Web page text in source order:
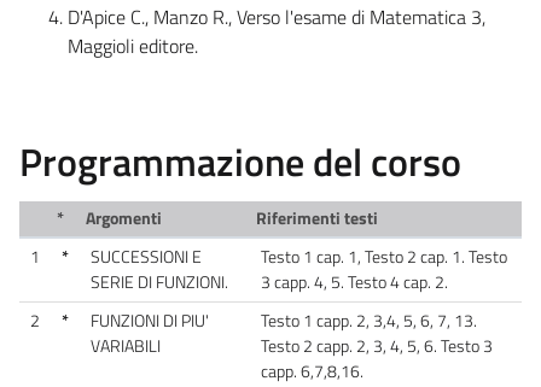
D'Apice C., Manzo R., Verso l'esame di Matematica 3,
Maggioli editore.
Programmazione del corso
* Argomenti
Riferimenti testi
1
*
SUCCESSIONI E
SERIE DI FUNZIONI.
Testo 1 cap. 1, Testo 2 cap. 1. Testo
3 capp. 4, 5. Testo 4 cap. 2.
2
*
FUNZIONI DI PIU'
VARIABILI
Testo 1 capp. 2, 3,4, 5, 6, 7, 13.
Testo 2 capp. 2, 3, 4, 5, 6. Testo 3
capp. 6,7,8,16.